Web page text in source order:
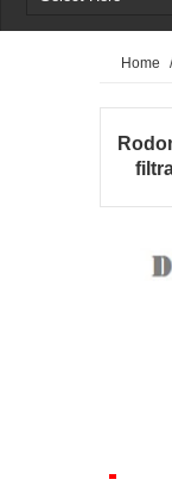
Home